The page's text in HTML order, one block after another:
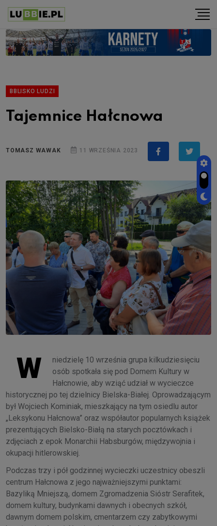
BBLISKO LUDZI
Tajemnice Hałcnowa
TOMASZ WAWAK 11 WRZEŚNIA 2023
W
niedzielę 10 września grupa kilkudziesięciu
osób spotkała się pod Domem Kultury w
Hałcnowie, aby wziąć udział w wycieczce
historycznej po tej dzielnicy Bielska-Białej. Oprowadzającym
był Wojciech Kominiak, mieszkający na tym osiedlu autor
„Leksykonu Hałcnowa” oraz współautor popularnych książek
prezentujących Bielsko-Białą na starych pocztówkach i
zdjęciach z epok Monarchii Habsburgów, międzywojnia i
okupacji hitlerowskiej.
Podczas trzy i pół godzinnej wycieczki uczestnicy obeszli
centrum Hałcnowa z jego najważniejszymi punktami:
Bazyliką Mniejszą, domem Zgromadzenia Sióstr Serafitek,
domem kultury, budynkami dawnych i obecnych szkół,
dawnym domem polskim, cmentarzem czy zabytkowymi